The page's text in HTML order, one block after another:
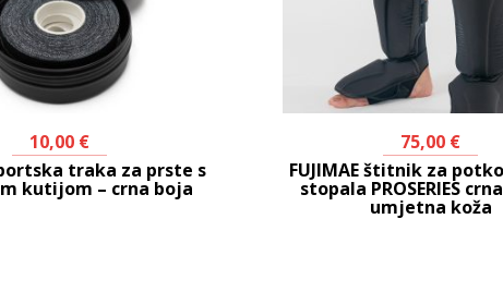
10,00 €
traka za prste s
kutijom – crna boja
75,00 €
FUJIMAE štitnik za
stopala PROSERIES
umjetna koža